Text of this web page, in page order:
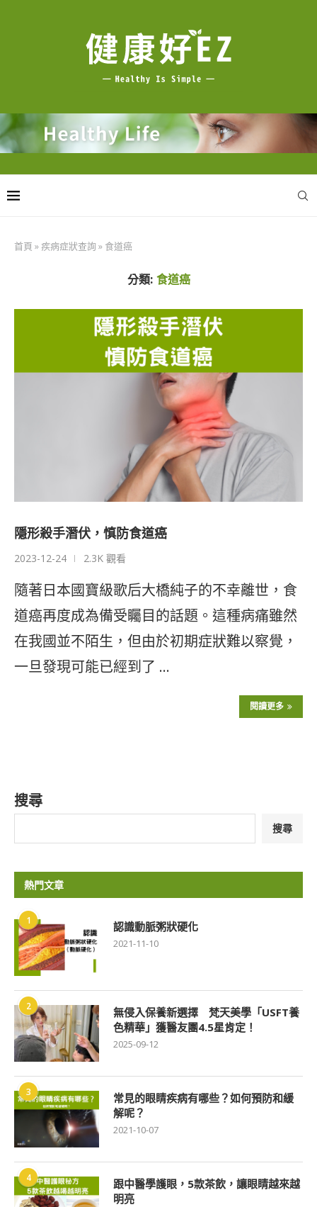
首頁 »疾病症狀查詢 » 食道癌
分類: 食道癌
隱形殺手潛伏，慎防食道癌
2023-12-24 2.3K 觀看
隨著日本國寶級歌后大橋純子的不幸離世，食
道癌再度成為備受矚目的話題。這種病痛雖然
在我國並不陌生，但由於初期症狀難以察覺，
一旦發現可能已經到了 …
閱讀更多
搜尋
搜尋
熱門文章
1 認識動脈粥狀硬化
2021-11-10
2
無侵入保養新選擇 梵天美學「USFT養
色精華」獲醫友團4.5星肯定！
2025-09-12
3
常見的眼睛疾病有哪些？如何預防和緩
解呢？
2021-10-07
4
跟中醫學護眼，5款茶飲，讓眼睛越來越
明亮